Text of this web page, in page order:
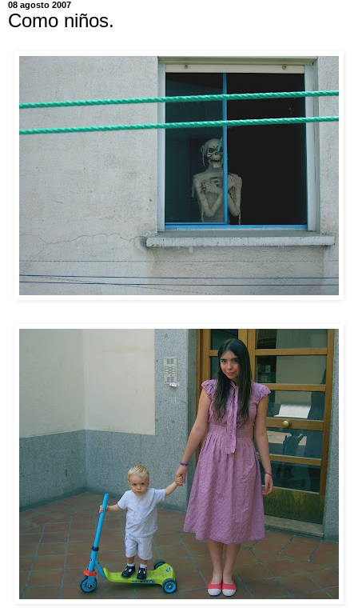
08 agosto 2007
Como niños.